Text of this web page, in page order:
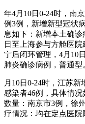
年4月10日0-24时，南
例3例，新增新型冠状
息如下：新增本土确
日至上海参与方舱医
宁后闭环管理，4月10
肺炎确诊病例，普通型
月10日0-24时，江苏
感染者46例，具体情
数量：南京市3例，徐
疗情况：均在定点医院